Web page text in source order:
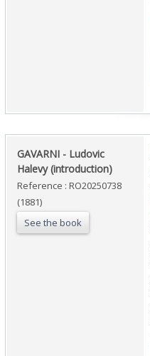
‎GAVARNI - Ludovic
Halevy (introduction)‎
Reference : RO20250738
(1881)
See the book